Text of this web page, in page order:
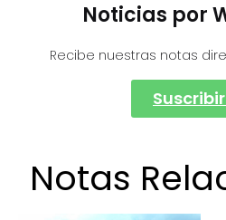
Noticias por
Recibe nuestras notas
Notas